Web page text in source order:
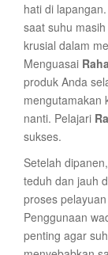
hati di
saat suhu
krusial dalam
Menguasai
produk Anda
mengutamakan
nanti. Pelajari
sukses.
Setelah
teduh dan jauh
proses
Penggunaan
penting agar